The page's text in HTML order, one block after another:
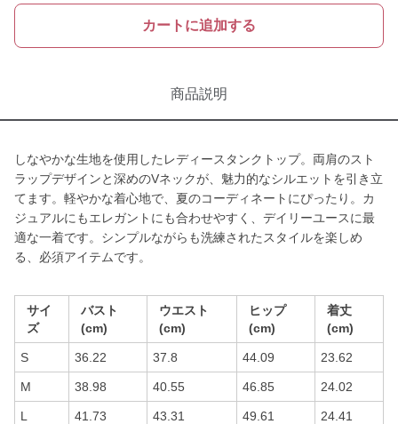
カートに追加する
商品説明
しなやかな生地を使用したレディースタンクトップ。両肩のスト
ラップデザインと深めのVネックが、魅力的なシルエットを引き立
てます。軽やかな着心地で、夏のコーディネートにぴったり。カ
ジュアルにもエレガントにも合わせやすく、デイリーユースに最
適な一着です。シンプルながらも洗練されたスタイルを楽しめ
る、必須アイテムです。
サイ
ズ
バスト
(cm)
ウエスト
(cm)
ヒップ
(cm)
着丈
(cm)
S 36.22 37.8 44.09 23.62
M 38.98 40.55 46.85 24.02
L 41.73 43.31 49.61 24.41